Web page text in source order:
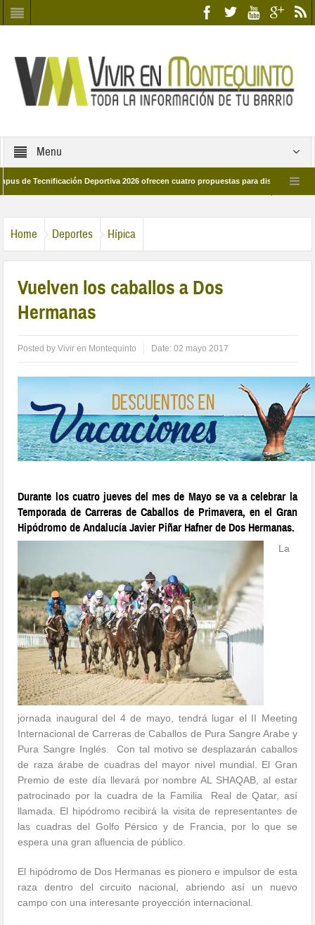
Menu
Tecnificación Deportiva 2026 ofrecen cuatro propuestas para disfrutar del deporte
Home Deportes Hípica
Vuelven los caballos a Dos
Hermanas
Posted byVivir en Montequinto Date:02 mayo 2017
Durante los cuatro jueves del mes de Mayo se va a celebrar la
Temporada de Carreras de Caballos de Primavera, en el Gran
Hipódromo de Andalucía Javier Piñar Hafner de Dos Hermanas.
La
jornada inaugural del 4 de mayo, tendrá lugar el II Meeting
Internacional de Carreras de Caballos de Pura Sangre Arabe y
Pura Sangre Inglés. Con tal motivo se desplazarán caballos
de raza árabe de cuadras del mayor nivel mundial. El Gran
Premio de este día llevará por nombre AL SHAQAB, al estar
patrocinado por la cuadra de la Familia Real de Qatar, así
llamada. El hipódromo recibirá la visita de representantes de
las cuadras del Golfo Pérsico y de Francia, por lo que se
espera una gran afluencia de público.
El hipódromo de Dos Hermanas es pionero e impulsor de esta
raza dentro del circuito nacional, abriendo así un nuevo
campo con una interesante proyección internacional.